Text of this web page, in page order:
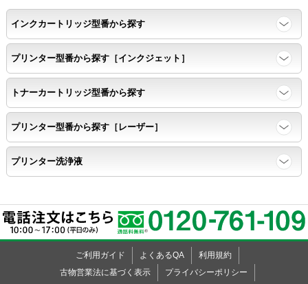
インクカートリッジ型番から探す
プリンター型番から探す［インクジェット］
トナーカートリッジ型番から探す
プリンター型番から探す［レーザー］
プリンター洗浄液
ご利用ガイド よくあるQA
利用規約
古物営業法に基づく表示
プライバシーポリシー